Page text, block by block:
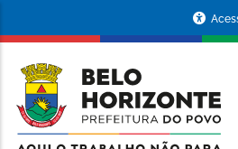
conteúdo
principal
da
Prefeitura
de